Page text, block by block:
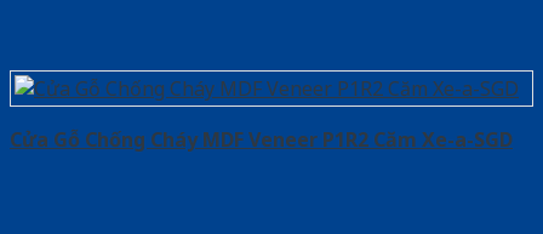
Cửa Gỗ Chống Cháy MDF Veneer P1R2 Căm Xe-a-SGD